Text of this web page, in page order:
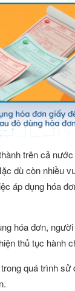
trên cả
dù còn nhiều
áp dụng hóa
hóa đơn,
thủ tục hành
quá trình sử